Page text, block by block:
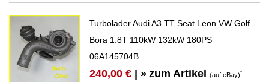
Turbolader Audi A3 TT Seat Leon VW Golf
Bora 1.8T 110kW 132kW 180PS
06A145704B
240,00 € | » zum Artikel(auf eBay)*